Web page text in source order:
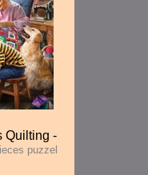
Quilting -
puzzel